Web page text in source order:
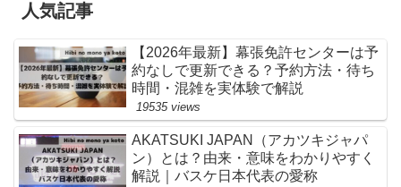
人気記事
【2026年最新】幕張免許センターは予
約なしで更新できる？予約方法・待ち
時間・混雑を実体験で解説
19535 views
AKATSUKI JAPAN（アカツキジャパ
ン）とは？由来・意味をわかりやすく
解説｜バスケ日本代表の愛称